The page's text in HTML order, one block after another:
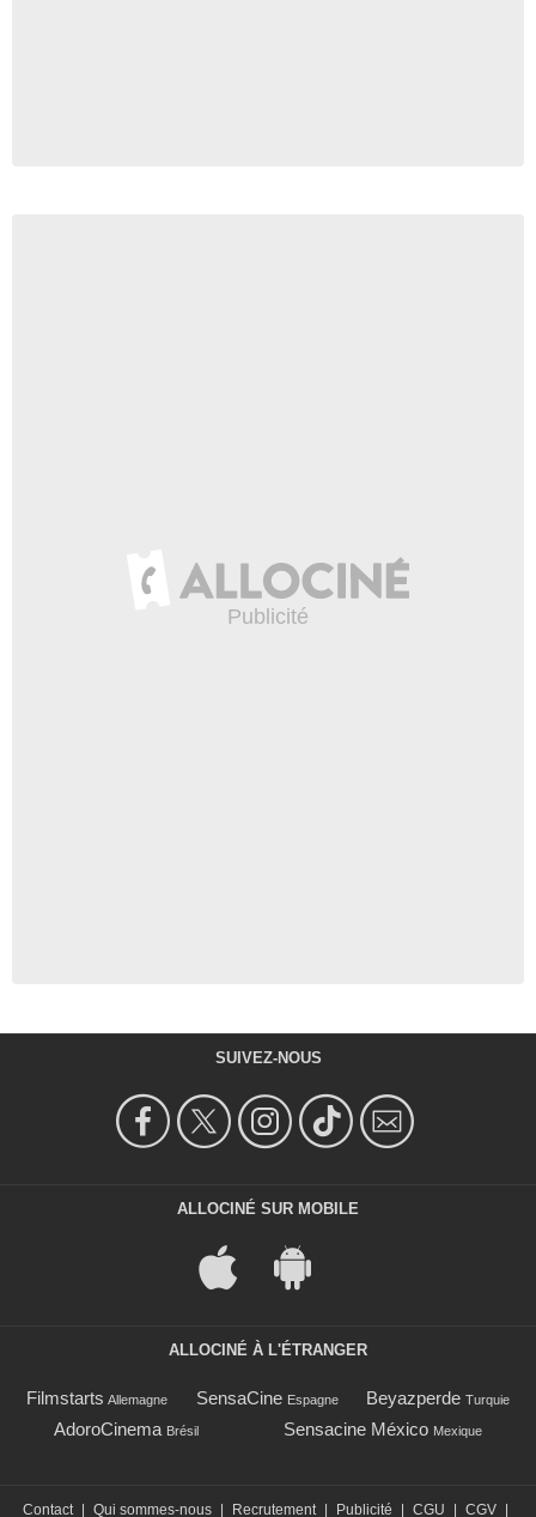
SUIVEZ-NOUS
ALLOCINÉ SUR MOBILE
ALLOCINÉ À L'ÉTRANGER
Filmstarts Allemagne SensaCine Espagne Beyazperde Turquie
AdoroCinema Brésil Sensacine México Mexique
Contact Qui sommes-nous Recrutement Publicité CGU CGV